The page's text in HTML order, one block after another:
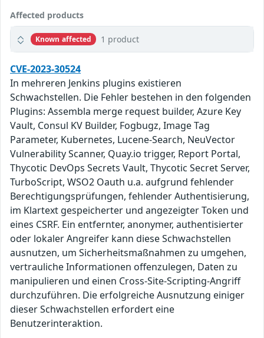
Affected products
Known affected 1 product
CVE-2023-30524
In mehreren Jenkins plugins existieren
Schwachstellen. Die Fehler bestehen in den folgenden
Plugins: Assembla merge request builder, Azure Key
Vault, Consul KV Builder, Fogbugz, Image Tag
Parameter, Kubernetes, Lucene-Search, NeuVector
Vulnerability Scanner, Quay.io trigger, Report Portal,
Thycotic DevOps Secrets Vault, Thycotic Secret Server,
TurboScript, WSO2 Oauth u.a. aufgrund fehlender
Berechtigungsprüfungen, fehlender Authentisierung,
im Klartext gespeicherter und angezeigter Token und
eines CSRF. Ein entfernter, anonymer, authentisierter
oder lokaler Angreifer kann diese Schwachstellen
ausnutzen, um Sicherheitsmaßnahmen zu umgehen,
vertrauliche Informationen offenzulegen, Daten zu
manipulieren und einen Cross-Site-Scripting-Angriff
durchzuführen. Die erfolgreiche Ausnutzung einiger
dieser Schwachstellen erfordert eine
Benutzerinteraktion.